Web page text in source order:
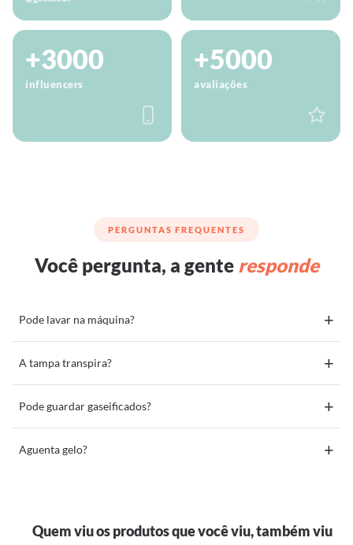
+3000
influencers
+5000
avaliações
PERGUNTAS FREQUENTES
Você pergunta, a gente responde
Pode lavar na máquina? +
A tampa transpira? +
Pode guardar gaseificados? +
Aguenta gelo? +
Quem viu os produtos que você viu, também viu